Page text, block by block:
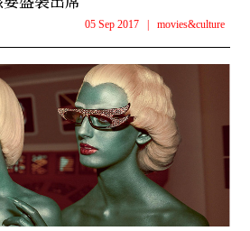
05 Sep 2017 movies&culture